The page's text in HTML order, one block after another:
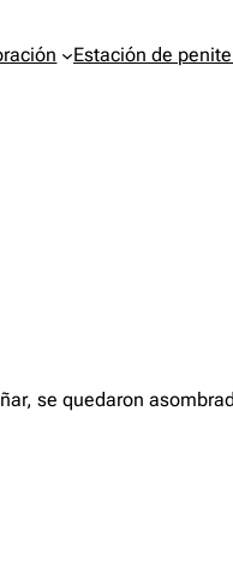
Estación de
se quedaron